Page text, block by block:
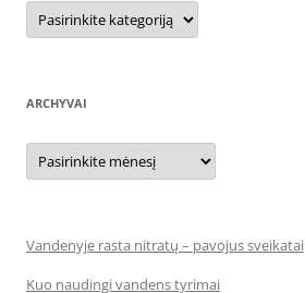
Kategorijos
ARCHYVAI
Archyvai
Vandenyje rasta nitratų – pavojus sveikatai
Kuo naudingi vandens tyrimai